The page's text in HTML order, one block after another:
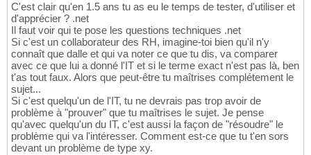
C'est clair qu'en 1.5 ans tu as eu le temps de tester, d'utiliser et
d'apprécier ? .net
Il faut voir qui te pose les questions techniques .net
Si c'est un collaborateur des RH, imagine-toi bien qu'il n'y
connaît que dalle et qui va noter ce que tu dis, va comparer
avec ce que lui a donné l'IT et si le terme exact n'est pas là, ben
t'as tout faux. Alors que peut-être tu maîtrises complétement le
sujet...
Si c'est quelqu'un de l'IT, tu ne devrais pas trop avoir de
problème à "prouver" que tu maîtrises le sujet. Je pense
qu'avec quelqu'un du IT, c'est aussi la façon de "résoudre" le
problème qui va l'intéresser. Comment est-ce que tu t'en sors
devant un problème de type xy.